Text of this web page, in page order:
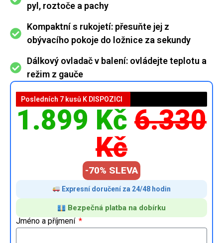
pyl, roztoče a pachy
Kompaktní s rukojetí: přesuňte jej z
obývacího pokoje do ložnice za sekundy
Dálkový ovladač v balení: ovládejte teplotu a
režim z gauče
Posledních 7 kusů K DISPOZICI
1.899 Kč 6.330
Kč
-70% SLEVA
Expresní doručení za 24/48 hodin
Bezpečná platba na dobírku
Jméno a příjmení